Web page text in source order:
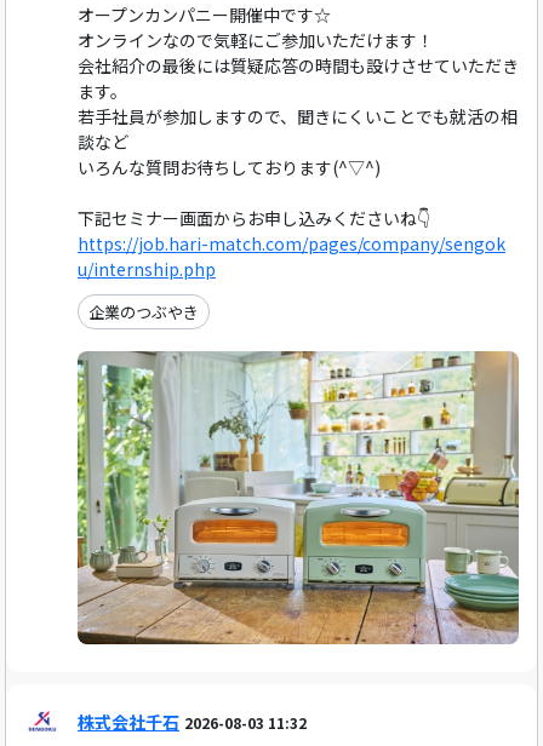
オープンカンパニー開催中です☆
オンラインなので気軽にご参加いただけます！
会社紹介の最後には質疑応答の時間も設けさせていただき
ます。
若手社員が参加しますので、聞きにくいことでも就活の相
談など
いろんな質問お待ちしております(^▽^)
下記セミナー画面からお申し込みくださいね👇
https://job.hari-match.com/pages/company/sengok
u/internship.php
企業のつぶやき
株式会社千石 2026-08-03 11:32